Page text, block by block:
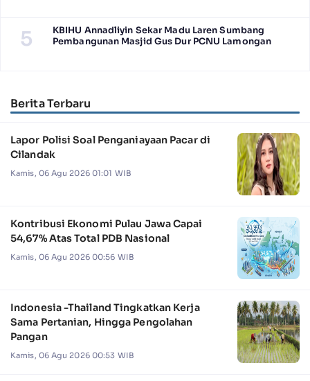
5
KBIHU Annadliyin Sekar Madu Laren Sumbang
Pembangunan Masjid Gus Dur PCNU Lamongan
Berita Terbaru
Lapor Polisi Soal Penganiayaan Pacar di
Cilandak
Kamis, 06 Agu 2026 01:01 WIB
Kontribusi Ekonomi Pulau Jawa Capai
54,67% Atas Total PDB Nasional
Kamis, 06 Agu 2026 00:56 WIB
Indonesia -Thailand Tingkatkan Kerja
Sama Pertanian, Hingga Pengolahan
Pangan
Kamis, 06 Agu 2026 00:53 WIB